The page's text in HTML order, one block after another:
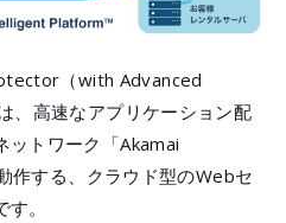
（with Advanced
、高速なアプリケーション配
ットワーク「Akamai
する、クラウド型のWebセ
。